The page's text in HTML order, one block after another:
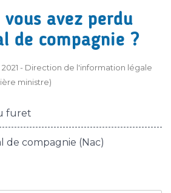
avez perdu
de compagnie ?
- Direction de l'information légale
ministre)
furet
de compagnie (Nac)